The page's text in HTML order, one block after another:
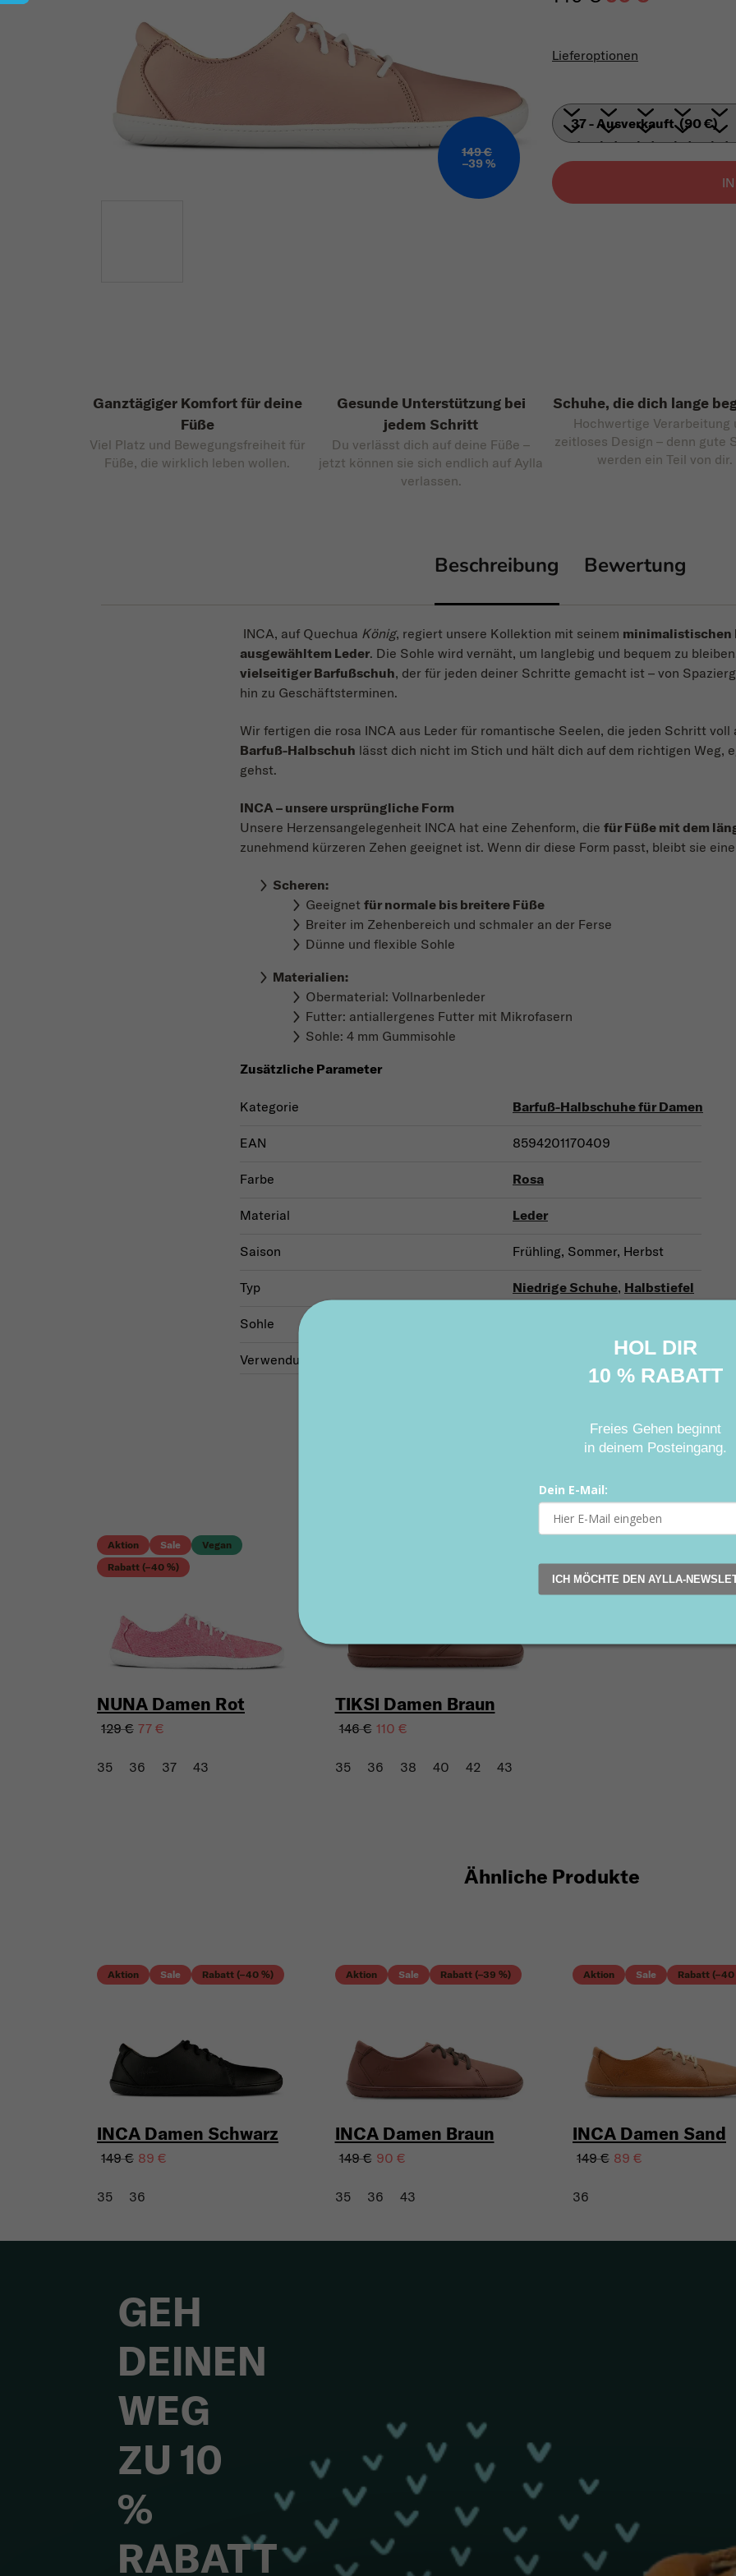
Lieferoptionen
149 €
–39 %
Ganztägiger Komfort für deine
Füße
Viel Platz und Bewegungsfreiheit für
Füße, die wirklich leben wollen.
Gesunde Unterstützung bei
jedem Schritt
Du verlässt dich auf deine Füße –
jetzt können sie sich endlich auf Aylla
verlassen.
Schuhe, die dich lange
Hochwertige Verarbeitung
zeitloses Design – denn gute
werden ein Teil von dir.
Beschreibung Bewertung
INCA, auf Quechua König, regiert unsere Kollektion mit seinem minimalistischen
ausgewähltem Leder. Die Sohle wird vernäht, um langlebig und bequem zu
vielseitiger Barfußschuh, der für jeden deiner Schritte gemacht ist – von
hin zu Geschäftsterminen.
Wir fertigen die rosa INCA aus Leder für romantische Seelen, die jeden Schritt voll
Barfuß-Halbschuh lässt dich nicht im Stich und hält dich auf dem richtigen Weg,
gehst.
INCA – unsere ursprüngliche Form
Unsere Herzensangelegenheit INCA hat eine Zehenform, die für Füße mit dem
zunehmend kürzeren Zehen geeignet ist. Wenn dir diese Form passt, bleibt sie
Scheren:
Geeignet für normale bis breitere Füße
Breiter im Zehenbereich und schmaler an der Ferse
Dünne und flexible Sohle
Materialien:
Obermaterial: Vollnarbenleder
Futter: antiallergenes Futter mit Mikrofasern
Sohle: 4 mm Gummisohle
Zusätzliche Parameter
Kategorie Barfuß-Halbschuhe für Damen
EAN 8594201170409
Farbe Rosa
Material Leder
Saison Frühling, Sommer, Herbst
Typ Niedrige Schuhe, Halbstiefel
Sohle
Verwendung Für jeden Tag, Elegant
Verwandte Produkte
Aktion Sale
Vegan
Rabatt (–40 %)
NUNA Damen Rot
129 € 77 €
35 36 37 43
TIKSI Damen Braun
146 € 110 €
35 36 38 40 42 43
Ähnliche Produkte
Aktion Sale Rabatt (–40 %)
INCA Damen Schwarz
149 € 89 €
35 36
Aktion Sale Rabatt (–39 %)
INCA Damen Braun
149 € 90 €
35 36 43
Aktion Sale Rabatt (–40
INCA Damen Sand
149 € 89 €
36
GEH
DEINEN
WEG
ZU 10
%
RABATT
HOL DIR
10 % RABATT
Freies Gehen beginnt
in deinem Posteingang.
Dein E-Mail:
ICH MÖCHTE DEN AYLLA-